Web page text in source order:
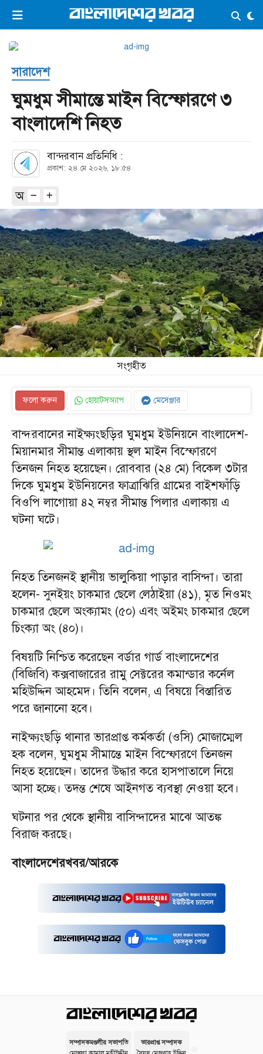
ভিডিও ই-পেপার লগইন ×
প্রচ্ছদ
সর্বশেষ
সব বিভাগ
আর্কাইভ
কনভার্টার
সারাদেশ
ঘুমধুম সীমান্তে মাইন বিস্ফোরণে ৩
বাংলাদেশি নিহত
বান্দরবান প্রতিনিধি :
প্রকাশ: ২৪ মে ২০২৬, ১৮:৫৪
অ
সংগৃহীত
ফলো করুন হোয়াটসঅ্যাপ মেসেঞ্জার
বান্দরবানের নাইক্ষ্যংছড়ির ঘুমধুম ইউনিয়নে বাংলাদেশ-
মিয়ানমার সীমান্ত এলাকায় স্থল মাইন বিস্ফোরণে
তিনজন নিহত হয়েছেন। রোববার (২৪ মে) বিকেল ৩টার
দিকে ঘুমধুম ইউনিয়নের ফাত্রাঝিরি গ্রামের বাইশফাঁড়ি
বিওপি লাগোয়া ৪২ নম্বর সীমান্ত পিলার এলাকায় এ
ঘটনা ঘটে।
নিহত তিনজনই স্থানীয় ভালুকিয়া পাড়ার বাসিন্দা। তারা
হলেন- সুনইয়ং চাকমার ছেলে লেঠাইয়া (৪১), মৃত নিওমং
চাকমার ছেলে অংক্যামং (৫০) এবং অইমং চাকমার ছেলে
চিংক্যা অং (৪০)।
বিষয়টি নিশ্চিত করেছেন বর্ডার গার্ড বাংলাদেশের
(বিজিবি) কক্সবাজারের রামু সেক্টরের কমান্ডার কর্নেল
মহিউদ্দিন আহমেদ। তিনি ‍বলেন, এ বিষয়ে বিস্তারিত
পরে জানানো হবে।
নাইক্ষ্যংছড়ি থানার ভারপ্রাপ্ত কর্মকর্তা (ওসি) মোজাম্মেল
হক বলেন, ঘুমধুম সীমান্তে মাইন বিস্ফোরণে তিনজন
নিহত হয়েছেন। তাদের উদ্ধার করে হাসপাতালে নিয়ে
আসা হচ্ছে। তদন্ত শেষে আইনগত ব্যবস্থা নেওয়া হবে।
ঘটনার পর থেকে স্থানীয় বাসিন্দাদের মাঝে আতঙ্ক
বিরাজ করছে।
বাংলাদেশেরখবর/আরকে
সম্পাদকমণ্ডলীর সভাপতি
ভারপ্রাপ্ত সম্পাদক